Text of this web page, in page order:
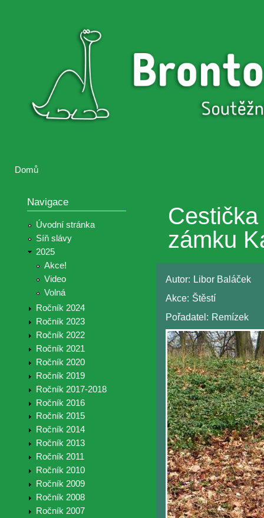
Brontosaurus
Brontosaurus
Domů
Navigace
Úvodní stránka
Síň slávy
2025
Akce!
Video
Volná
Ročník 2024
Ročník 2023
Ročník 2022
Ročník 2021
Ročník 2020
Ročník 2019
Ročník 2017-2018
Ročník 2016
Ročník 2015
Ročník 2014
Ročník 2013
Ročník 2011
Ročník 2010
Ročník 2009
Ročník 2008
Ročník 2007
zámku
Autor: Libor Baláček
Akce: Štěstí
Pořadatel: Remízek